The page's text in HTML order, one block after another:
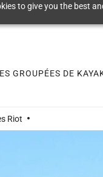
to give you the best
GROUPÉES DE
Riot